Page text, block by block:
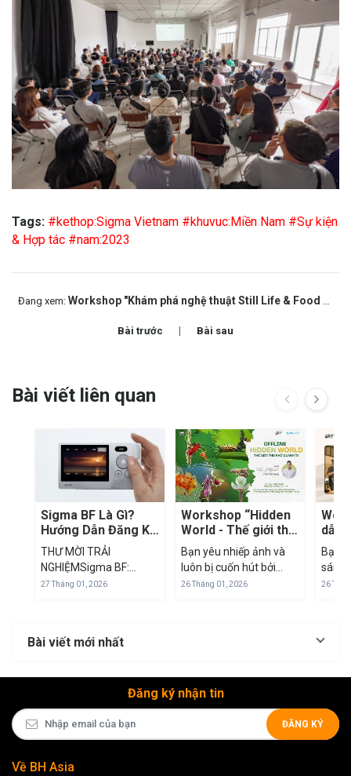
Tags: #kethop:Sigma Vietnam #khuvuc:Miền Nam #Sự kiện
& Hợp tác #nam:2023
Đang xem: Workshop "Khám phá nghệ thuật Still Life & Food Photography"
Bài trước Bài sau
Bài viết liên quan
Sigma BF Là Gì?
Hướng Dẫn Đăng Ký
Mượn Máy Trải
Nghiệm Sigma BF
Tại BH Asia
THƯ MỜI TRẢI
NGHIỆMSigma BF:
Beautiful
đạiLink đăng ký trải
ngày: Form đăng
ký Trong thời đại mà
mỗi chiếc máy ảnh...
27 Tháng 01, 2026
Workshop “Hidden
World - Thế giới thu
nhỏ quanh ta”
Bạn yêu nhiếp ảnh và
luôn bị cuốn hút bởi
những chi tiết nhỏ bé
26 Tháng 01, 2026
dẫn
sản
Bạn
sáng
thuần
26
Bài viết mới nhất
Đăng ký nhận tin
ĐĂNG KÝ
Về BH Asia